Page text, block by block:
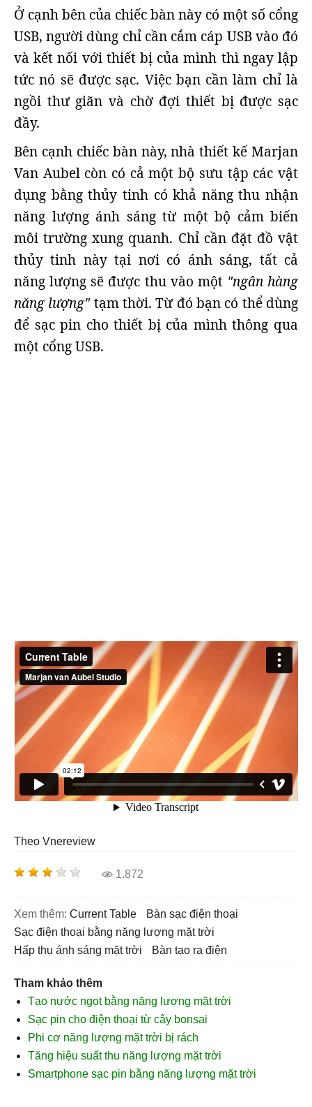
Ở cạnh bên của chiếc bàn này có một số cổng
USB, người dùng chỉ cần cắm cáp USB vào đó
và kết nối với thiết bị của mình thì ngay lập
tức nó sẽ được sạc. Việc bạn cần làm chỉ là
ngồi thư giãn và chờ đợi thiết bị được sạc
đầy.
Bên cạnh chiếc bàn này, nhà thiết kế Marjan
Van Aubel còn có cả một bộ sưu tập các vật
dụng bằng thủy tinh có khả năng thu nhận
năng lượng ánh sáng từ một bộ cảm biến
môi trường xung quanh. Chỉ cần đặt đồ vật
thủy tinh này tại nơi có ánh sáng, tất cả
năng lượng sẽ được thu vào một "ngân hàng
năng lượng"tạm thời. Từ đó bạn có thể dùng
để sạc pin cho thiết bị của mình thông qua
một cổng USB.
Theo Vnereview
1.872
Xem thêm: Current Table
bàn sạc điện thoại
sạc điện thoại bằng năng lượng mặt trời
hấp thụ ánh sáng mặt trời
bàn tạo ra điện
Tham khảo thêm
Tạo nước ngọt bằng năng lượng mặt trời
Sạc pin cho điện thoại từ cây bonsai
Phi cơ năng lượng mặt trời bị rách
Tăng hiệu suất thu năng lượng mặt trời
Smartphone sạc pin bằng năng lượng mặt trời